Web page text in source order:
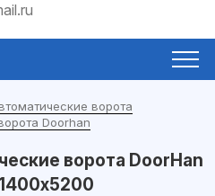
ворота
Doorhan
ворота DoorHan